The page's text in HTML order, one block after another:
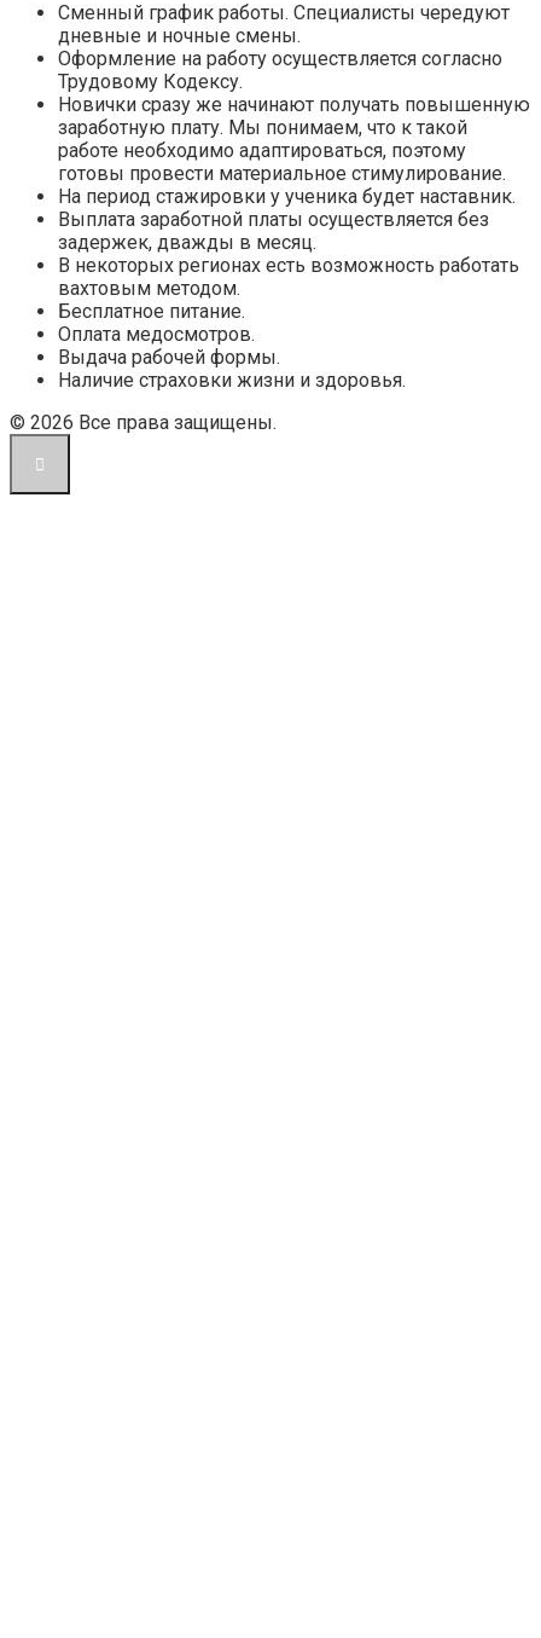
Сменный график работы. Специалисты чередуют
дневные и ночные смены.
Оформление на работу осуществляется согласно
Трудовому Кодексу.
Новички сразу же начинают получать повышенную
заработную плату. Мы понимаем, что к такой
работе необходимо адаптироваться, поэтому
готовы провести материальное стимулирование.
На период стажировки у ученика будет наставник.
Выплата заработной платы осуществляется без
задержек, дважды в месяц.
В некоторых регионах есть возможность работать
вахтовым методом.
Бесплатное питание.
Оплата медосмотров.
Выдача рабочей формы.
Наличие страховки жизни и здоровья.
© 2026 Все права защищены.